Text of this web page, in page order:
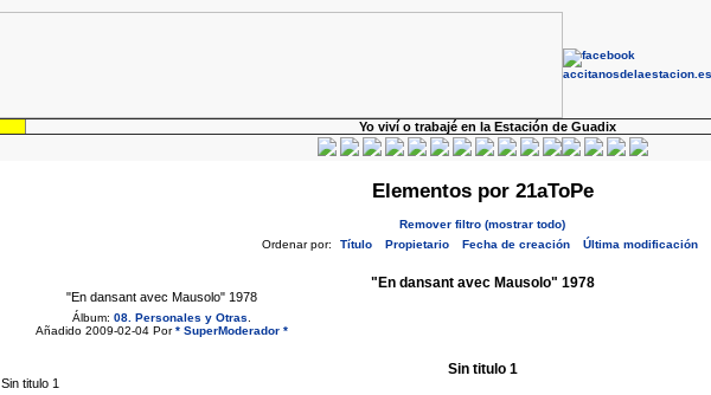
Yo viví o trabajé en la Estación de Guadix
Elementos por 21aToPe
Remover filtro (mostrar todo)
Ordenar por:
Título Propietario Fecha de creación Última modificación
"En dansant avec Mausolo" 1978
"En dansant avec Mausolo" 1978
Álbum: 08. Personales y Otras
Añadido 2009-02-04 Por* SuperModerador *
Sin titulo 1
Sin titulo 1